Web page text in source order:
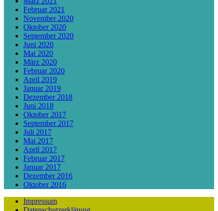
Februar 2021
November 2020
Oktober 2020
September 2020
Juni 2020
Mai 2020
März 2020
Februar 2020
April 2019
Januar 2019
Dezember 2018
Juni 2018
Oktober 2017
September 2017
Juli 2017
Mai 2017
April 2017
Februar 2017
Januar 2017
Dezember 2016
Oktober 2016
Impressum